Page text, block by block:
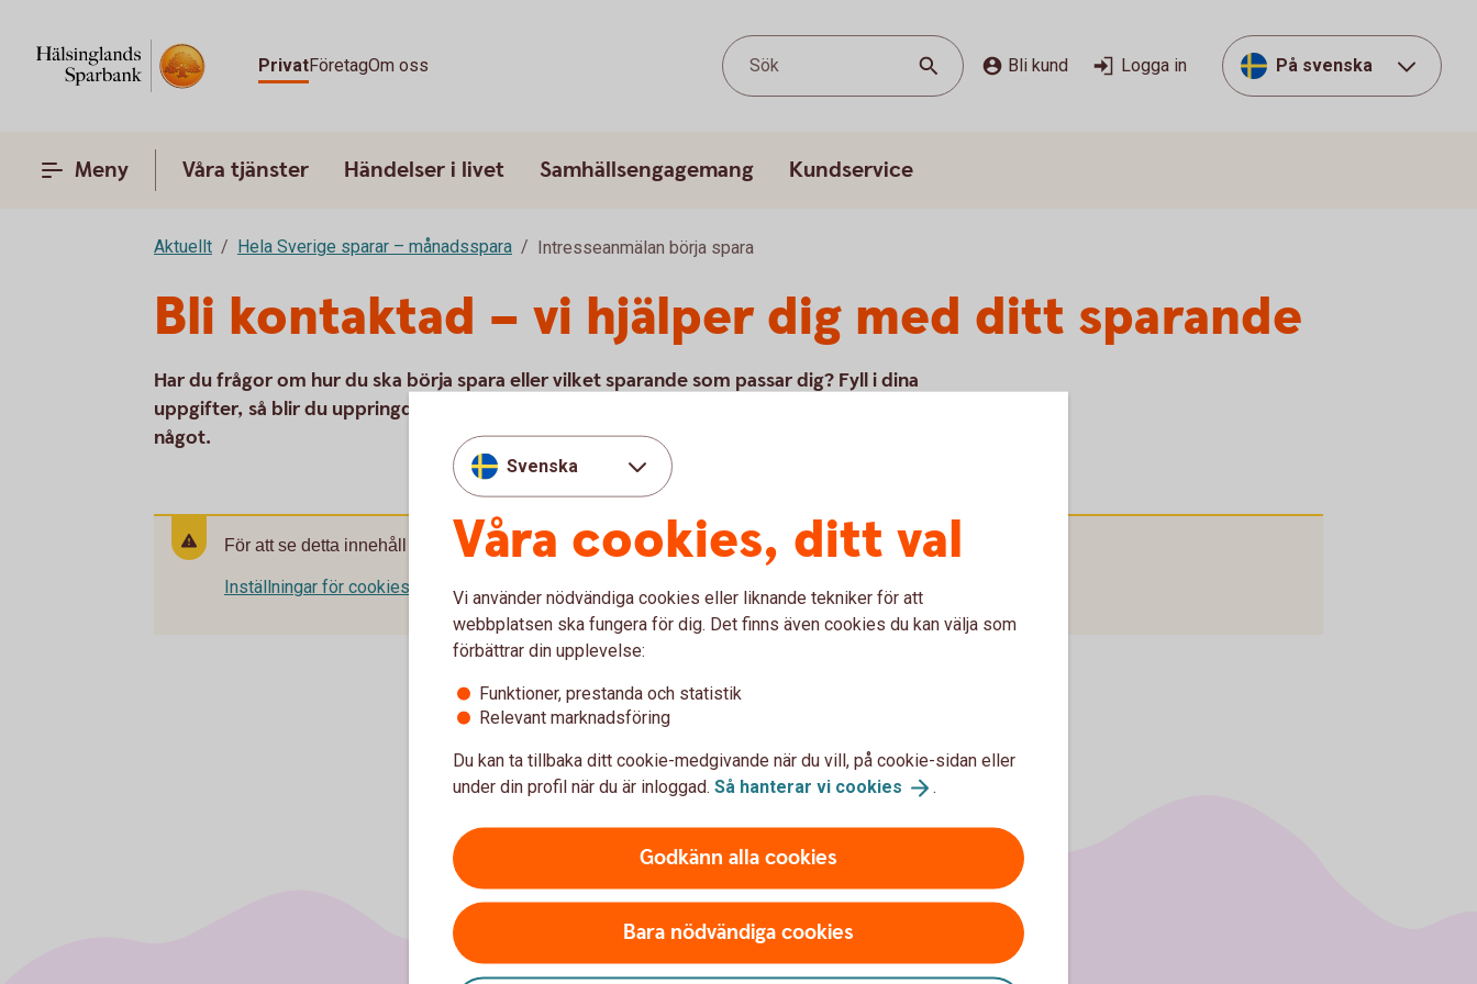
PrivatFöretagOm oss Sök Bli kund Logga in På svenska
Meny Våra tjänster Händelser i livet Samhällsengagemang Kundservice
Aktuellt Hela Sverige sparar – månadsspara Intresseanmälan börja spara
Bli kontaktad – vi hjälper dig med ditt sparande
Har du frågor om hur du ska börja spara eller vilket sparande som passar dig? Fyll i dina
uppgifter, så blir du uppringd av en rådgivare inom 48 timmar – du förbinder dig inte till
något.
För att se detta innehåll behöver du först godkänna cookies för Funktioner, prestanda och statistik.
Inställningar för cookies
Svenska
Våra cookies, ditt val
Vi använder nödvändiga cookies eller liknande tekniker för att
webbplatsen ska fungera för dig. Det finns även cookies du kan välja som
förbättrar din upplevelse:
Funktioner, prestanda och statistik
Relevant marknadsföring
Du kan ta tillbaka ditt cookie-medgivande när du vill, på cookie-sidan eller
under din profil när du är inloggad. Så hanterar vi cookies .
Godkänn alla cookies
Bara nödvändiga cookies